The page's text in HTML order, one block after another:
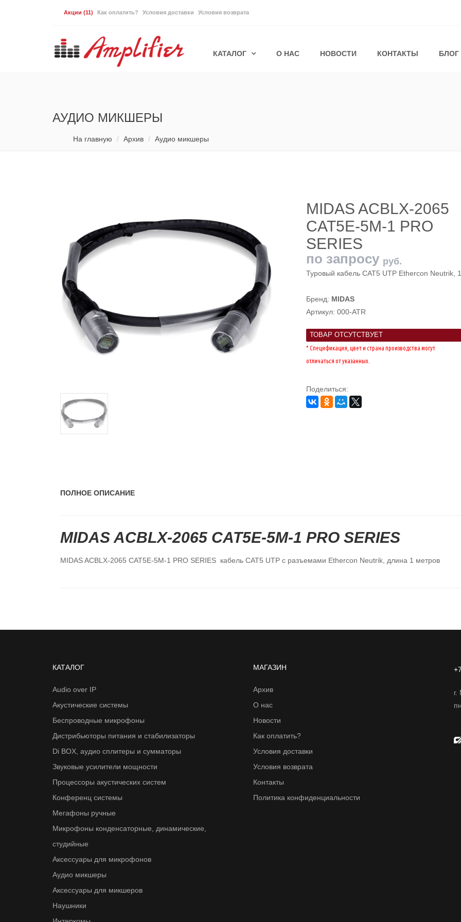
Акции (11) Как оплатить? Условия доставки Условия возврата
КАТАЛОГ О НАС НОВОСТИ КОНТАКТЫ
АУДИО МИКШЕРЫ
На главную Архив Аудио микшеры
MIDAS ACBLX-2065
CAT5E-5M-1 PRO
SERIES
по запросу руб.
Туровый кабель САТ5 UTP Ethercon Neutrik,
Бренд: MIDAS
Артикул: 000-ATR
ТОВАР ОТСУТСТВУЕТ
* Спецификация, цвет и страна производства могут
отличаться от указанных.
Поделиться:
ПОЛНОЕ ОПИСАНИЕ
MIDAS ACBLX-2065 CAT5E-5M-1 PRO SERIES
MIDAS ACBLX-2065 CAT5E-5M-1 PRO SERIES кабель САТ5 UTP c разъемами Ethercon Neutrik, длина 1 метров
КАТАЛОГ
Audio over IP
Акустические системы
Беспроводные микрофоны
Дистрибьюторы питания и стабилизаторы
Di BOX, аудио сплитеры и сумматоры
Звуковые усилители мощности
Процессоры акустических систем
Конференц системы
Мегафоны ручные
Микрофоны конденсаторные, динамические,
студийные
Аксессуары для микрофонов
Аудио микшеры
Аксессуары для микшеров
Наушники
МАГАЗИН
Архив
О нас
Новости
Как оплатить?
Условия доставки
Условия возврата
Контакты
Политика конфиденциальности